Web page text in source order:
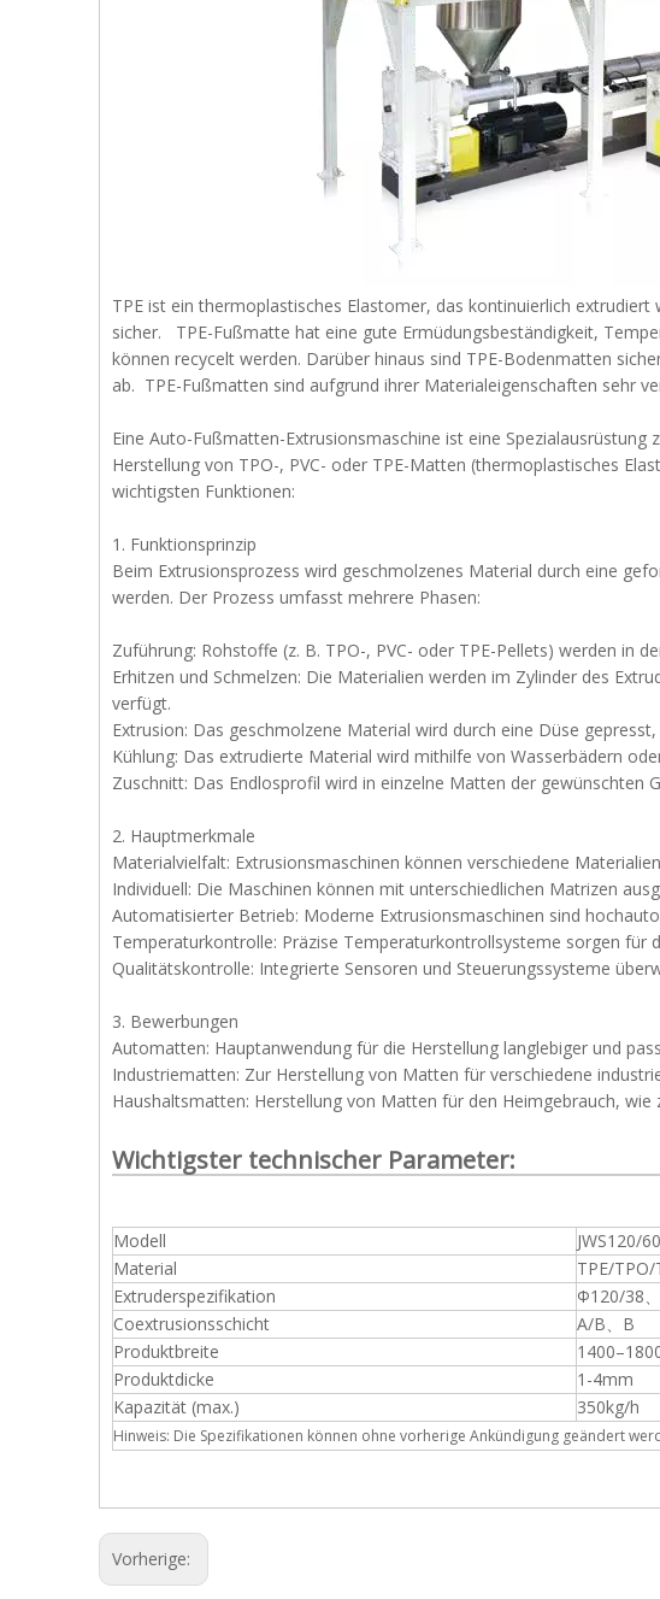
TPE ist ein thermoplastisches Elastomer, das kontinuierlich
sicher. TPE-Fußmatte hat eine gute Ermüdungsbeständigkeit,
können recycelt werden. Darüber hinaus sind TPE-Bodenmatten
ab. TPE-Fußmatten sind aufgrund ihrer Materialeigenschaften sehr
Eine Auto-Fußmatten-Extrusionsmaschine ist eine
Herstellung von TPO-, PVC- oder TPE-Matten (thermoplastisches
wichtigsten Funktionen:
1. Funktionsprinzip
Beim Extrusionsprozess wird geschmolzenes Material durch eine
werden. Der Prozess umfasst mehrere Phasen:
Zuführung: Rohstoffe (z. B. TPO-, PVC- oder TPE-Pellets) werden in
Erhitzen und Schmelzen: Die Materialien werden im Zylinder des
verfügt.
Extrusion: Das geschmolzene Material wird durch eine Düse
Kühlung: Das extrudierte Material wird mithilfe von Wasserbädern
Zuschnitt: Das Endlosprofil wird in einzelne Matten der gewünschten
2. Hauptmerkmale
Materialvielfalt: Extrusionsmaschinen können verschiedene
Individuell: Die Maschinen können mit unterschiedlichen Matrizen
Automatisierter Betrieb: Moderne Extrusionsmaschinen sind
Temperaturkontrolle: Präzise Temperaturkontrollsysteme sorgen für
Qualitätskontrolle: Integrierte Sensoren und Steuerungssysteme
3. Bewerbungen
Automatten: Hauptanwendung für die Herstellung langlebiger und
Industriematten: Zur Herstellung von Matten für verschiedene
Haushaltsmatten: Herstellung von Matten für den Heimgebrauch, wie
Wichtigster technischer Parameter:
Modell JWS120/
Material
TPE/TPO/
Extruderspezifikation
Ф120/38
Coextrusionsschicht
A/B、B
Produktbreite
Produktdicke
1-4mm
Kapazität (max.)
350kg/h
Hinweis: Die Spezifikationen können ohne vorherige Ankündigung geändert
Vorherige: